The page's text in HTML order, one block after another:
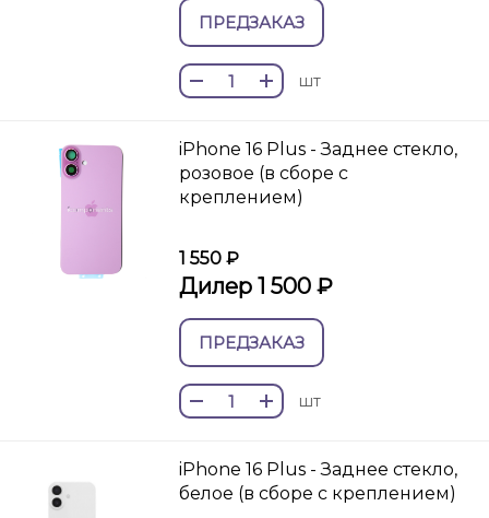
ПРЕДЗАКАЗ
шт
iPhone 16 Plus - Заднее стекло,
розовое (в сборе с
креплением)
1 550 ₽
Дилер 1 500 ₽
ПРЕДЗАКАЗ
шт
iPhone 16 Plus - Заднее стекло,
белое (в сборе с креплением)